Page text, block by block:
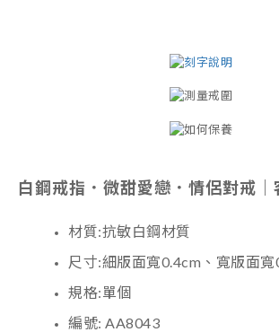
白鋼戒指．微甜愛戀．情侶對戒｜
材質:抗敏白鋼材質
尺寸:細版面寬0.4cm、寬版面寬
規格:單個
編號: AA8043